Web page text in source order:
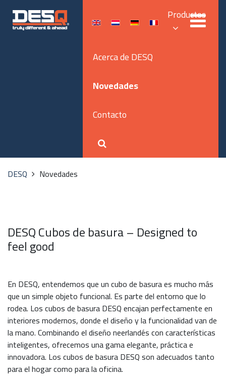
Productos
Acerca de DESQ
Novedades
Contacto
DESQ Novedades
DESQ Cubos de basura – Designed to
feel good
En DESQ, entendemos que un cubo de basura es mucho más
que un simple objeto funcional. Es parte del entorno que lo
rodea. Los cubos de basura DESQ encajan perfectamente en
interiores modernos, donde el diseño y la funcionalidad van de
la mano. Combinando el diseño neerlandés con características
inteligentes, ofrecemos una gama elegante, práctica e
innovadora. Los cubos de basura DESQ son adecuados tanto
para el hogar como para la oficina.